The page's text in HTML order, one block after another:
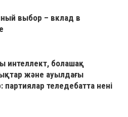
выбор – вклад в
интеллект, болашақ
және ауылдағы
партиялар теледебатта нені